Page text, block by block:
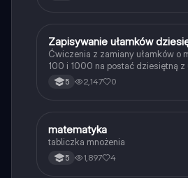
ZMatematyka
Zapisywanie ułamków
Ćwiczenia z zamiany ułamków o
100 i 1000 na postać dziesiętną z
5 2,147 0
MMatematyka
matematyka
tabliczka mnożenia
5 1,897 4